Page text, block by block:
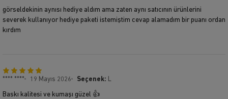
görseldekinin aynısı hediye aldım ama zaten aynı satıcının ürünlerini
severek kullanıyor hediye paketi istemiştim cevap alamadım bir puanı ordan
kırdım
**** **** 19 Mayıs 2026 Seçenek: L
Baskı kalitesi ve kumaşı güzel 👍